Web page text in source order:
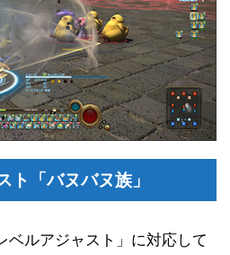
ト「バヌバヌ族」
ベルアジャスト」に対応して